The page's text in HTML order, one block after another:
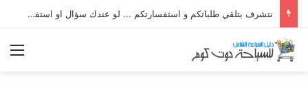
نتشرف بتلقي طلباتكم و استفسارتكم ... لو عندك سؤال او استفسار ماتدرددش فى طلب المساعدة